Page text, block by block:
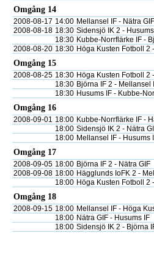
Omgång 14
2008-08-17 14:00 Mellansel IF - Nätra GIF
2008-08-18 18:30 Sidensjö IK 2 -
18:30 Kubbe-Norrflärke IF -
2008-08-20 18:30 Höga Kusten Fotboll 2
Omgång 15
2008-08-25 18:30 Höga Kusten Fotboll 2
18:30 Björna IF 2 - Mellansel
18:30 Husums IF - Kubbe-
Omgång 16
2008-09-01 18:00 Kubbe-Norrflärke IF -
18:00 Sidensjö IK 2 - Nätra
18:00 Mellansel IF - Husums
Omgång 17
2008-09-05 18:00 Björna IF 2 - Nätra GIF
2008-09-08 18:00 Hägglunds IoFK 2 -
18:00 Höga Kusten Fotboll 2
Omgång 18
2008-09-15 18:00 Mellansel IF - Höga
18:00 Nätra GIF - Husums IF
18:00 Sidensjö IK 2 - Björna